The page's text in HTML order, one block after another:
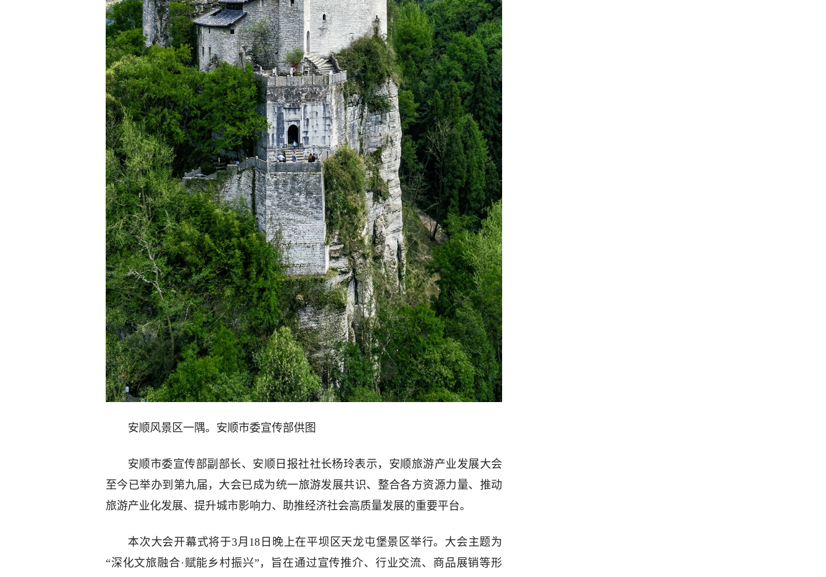
安顺风景区一隅。安顺市委宣传部供图
安顺市委宣传部副部长、安顺日报社社长杨玲表示，安顺旅游产业发展大会
至今已举办到第九届，大会已成为统一旅游发展共识、整合各方资源力量、推动
旅游产业化发展、提升城市影响力、助推经济社会高质量发展的重要平台。
本次大会开幕式将于3月18日晚上在平坝区天龙屯堡景区举行。大会主题为
“深化文旅融合·赋能乡村振兴”，旨在通过宣传推介、行业交流、商品展销等形